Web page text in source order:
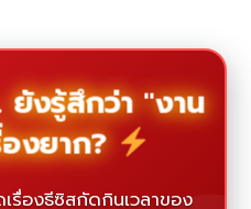
ยังรู้สึกว่า "งาน
งยาก?
รื่องธีซิสกัดกินเวลาของ